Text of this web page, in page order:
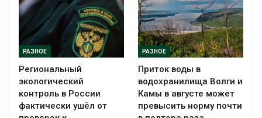
РАЗНОЕ
Региональный
экологический
контроль в России
фактически ушёл от
РАЗНОЕ
Приток воды в
водохранилища Волги и
Камы в августе может
превысить норму почти